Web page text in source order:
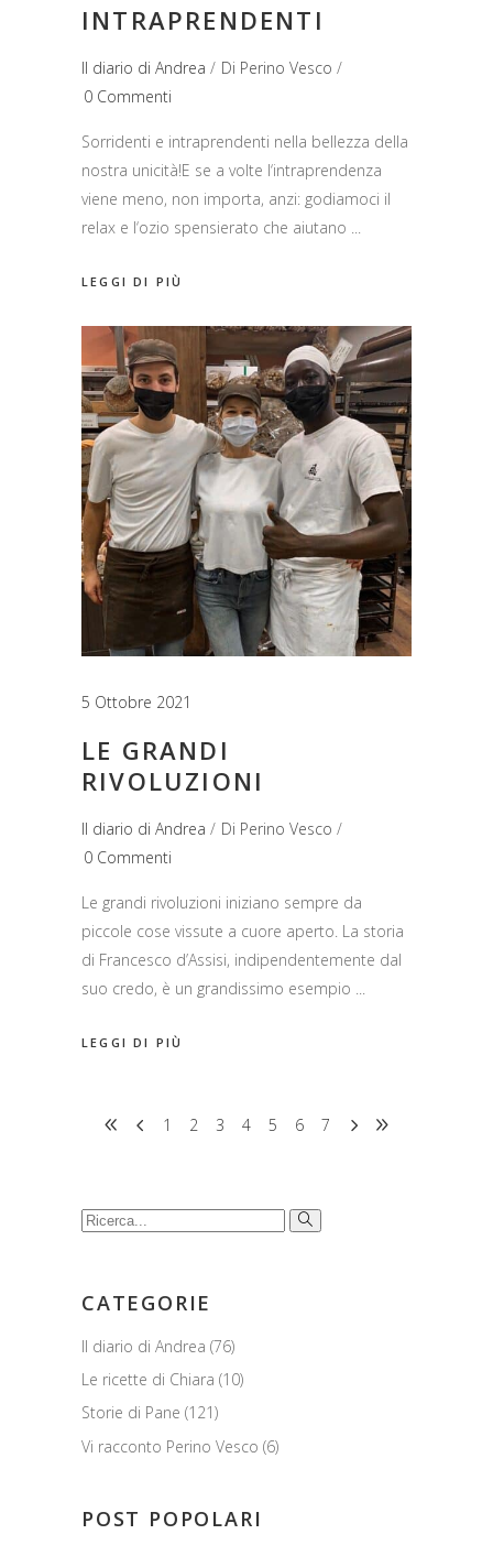
INTRAPRENDENTI
Il diario di Andrea Di Perino Vesco
0 Commenti
Sorridenti e intraprendenti nella bellezza della
nostra unicità!E se a volte l‘intraprendenza
viene meno, non importa, anzi: godiamoci il
relax e l‘ozio spensierato che aiutano
LEGGI DI PIÙ
5 Ottobre 2021
LE GRANDI
RIVOLUZIONI
Il diario di Andrea Di Perino Vesco
0 Commenti
Le grandi rivoluzioni iniziano sempre da
piccole cose vissute a cuore aperto. La storia
di Francesco d’Assisi, indipendentemente dal
suo credo, è un grandissimo esempio
LEGGI DI PIÙ
1 2 3 4 5 6 7
Cerca:
CATEGORIE
Il diario di Andrea (76)
Le ricette di Chiara (10)
Storie di Pane (121)
Vi racconto Perino Vesco (6)
POST POPOLARI